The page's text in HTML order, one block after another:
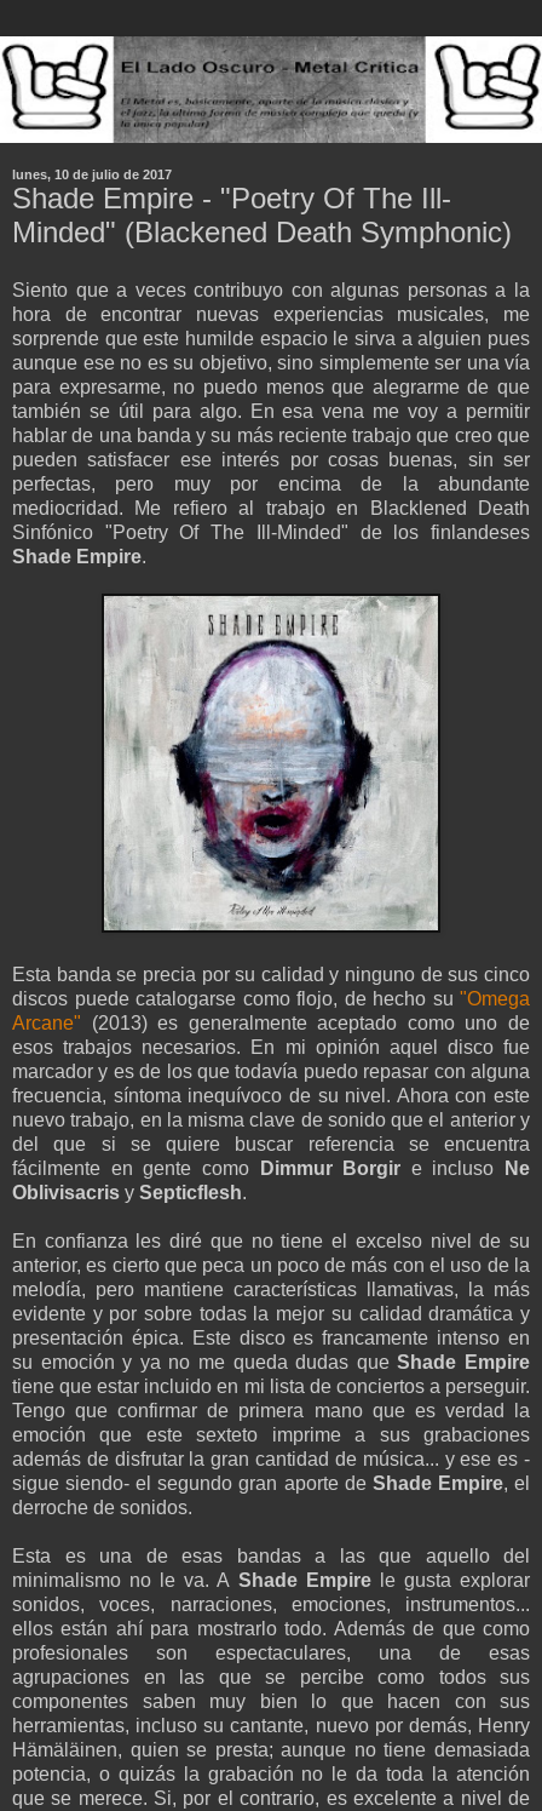
lunes, 10 de julio de 2017
Shade Empire - "Poetry Of The Ill-
Minded" (Blackened Death Symphonic)
Siento que a veces contribuyo con algunas personas a la
hora de encontrar nuevas experiencias musicales, me
sorprende que este humilde espacio le sirva a alguien pues
aunque ese no es su objetivo, sino simplemente ser una vía
para expresarme, no puedo menos que alegrarme de que
también se útil para algo. En esa vena me voy a permitir
hablar de una banda y su más reciente trabajo que creo que
pueden satisfacer ese interés por cosas buenas, sin ser
perfectas, pero muy por encima de la abundante
mediocridad. Me refiero al trabajo en Blacklened Death
Sinfónico "Poetry Of The Ill-Minded" de los finlandeses
Shade Empire.
Esta banda se precia por su calidad y ninguno de sus cinco
discos puede catalogarse como flojo, de hecho su "Omega
Arcane" (2013) es generalmente aceptado como uno de
esos trabajos necesarios. En mi opinión aquel disco fue
marcador y es de los que todavía puedo repasar con alguna
frecuencia, síntoma inequívoco de su nivel. Ahora con este
nuevo trabajo, en la misma clave de sonido que el anterior y
del que si se quiere buscar referencia se encuentra
fácilmente en gente como
Dimmur Borgir e incluso
Ne
Oblivisacris y Septicflesh.
En confianza les diré que no tiene el excelso nivel de su
anterior, es cierto que peca un poco de más con el uso de la
melodía, pero mantiene características llamativas, la más
evidente y por sobre todas la mejor su calidad dramática y
presentación épica. Este disco es francamente intenso en
su emoción y ya no me queda dudas queShade Empire
tiene que estar incluido en mi lista de conciertos a perseguir.
Tengo que confirmar de primera mano que es verdad la
emoción que este sexteto imprime a sus grabaciones
además de disfrutar la gran cantidad de música... y ese es -
sigue siendo- el segundo gran aporte de Shade Empire, el
derroche de sonidos.
Esta es una de esas bandas a las que aquello del
minimalismo no le va. A Shade Empirele gusta explorar
sonidos, voces, narraciones, emociones, instrumentos...
ellos están ahí para mostrarlo todo. Además de que como
profesionales son espectaculares, una de esas
agrupaciones en las que se percibe como todos sus
componentes saben muy bien lo que hacen con sus
herramientas, incluso su cantante, nuevo por demás, Henry
Hämäläinen, quien se presta; aunque no tiene demasiada
potencia, o quizás la grabación no le da toda la atención
que se merece. Si, por el contrario, es excelente a nivel de